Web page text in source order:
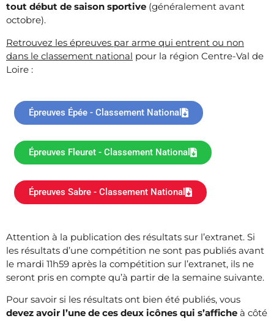
tout début de saison sportive (généralement avant
octobre).
Retrouvez les épreuves par arme qui entrent ou non
dans le classement national pour la région Centre-Val de
Loire :
Épreuves Épée - Classement National
Épreuves Fleuret - Classement National
Épreuves Sabre - Classement National
Attention à la publication des résultats sur l’extranet. Si
les résultats d’une compétition ne sont pas publiés avant
le mardi 11h59 après la compétition sur l’extranet, ils ne
seront pris en compte qu’à partir de la semaine suivante.
Pour savoir si les résultats ont bien été publiés, vous
devez avoir l’une de ces deux icônes qui s’affiche à côté